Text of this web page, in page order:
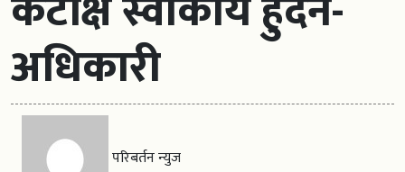
अधिकारी
परिबर्तन न्युज